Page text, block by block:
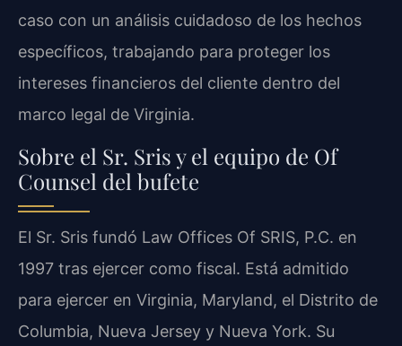
caso con un análisis cuidadoso de los hechos
específicos, trabajando para proteger los
intereses financieros del cliente dentro del
marco legal de Virginia.
Sobre el Sr. Sris y el equipo de Of
Counsel del bufete
El Sr. Sris fundó Law Offices Of SRIS, P.C. en
1997 tras ejercer como fiscal. Está admitido
para ejercer en Virginia, Maryland, el Distrito de
Columbia, Nueva Jersey y Nueva York. Su